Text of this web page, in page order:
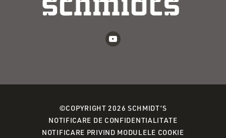
©COPYRIGHT 2026 SCHMIDT’S
NOTIFICARE DE CONFIDENTIALITATE(OPENS
IN
NOTIFICARE PRIVIND MODULELE COOKIE(OPENS